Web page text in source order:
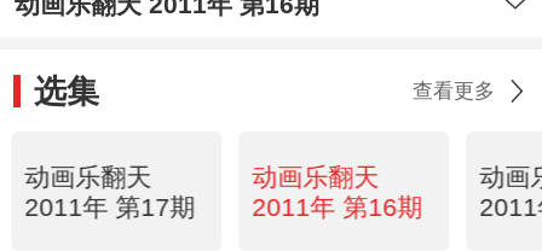
选集 查看更多
动画乐翻天
2011年 第17期
动画乐翻天
2011年 第16期
动画